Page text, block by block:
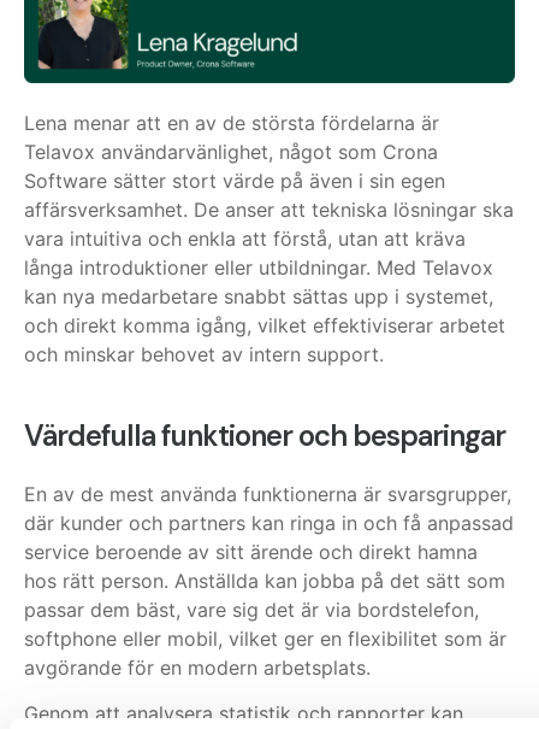
Lena menar att en av de största fördelarna är
Telavox användarvänlighet, något som Crona
Software sätter stort värde på även i sin egen
affärsverksamhet. De anser att tekniska lösningar ska
vara intuitiva och enkla att förstå, utan att kräva
långa introduktioner eller utbildningar. Med Telavox
kan nya medarbetare snabbt sättas upp i systemet,
och direkt komma igång, vilket effektiviserar arbetet
och minskar behovet av intern support.
Värdefulla funktioner och besparingar
En av de mest använda funktionerna är svarsgrupper,
där kunder och partners kan ringa in och få anpassad
service beroende av sitt ärende och direkt hamna
hos rätt person. Anställda kan jobba på det sätt som
passar dem bäst, vare sig det är via bordstelefon,
softphone eller mobil, vilket ger en flexibilitet som är
avgörande för en modern arbetsplats.
Genom att analysera statistik och rapporter kan